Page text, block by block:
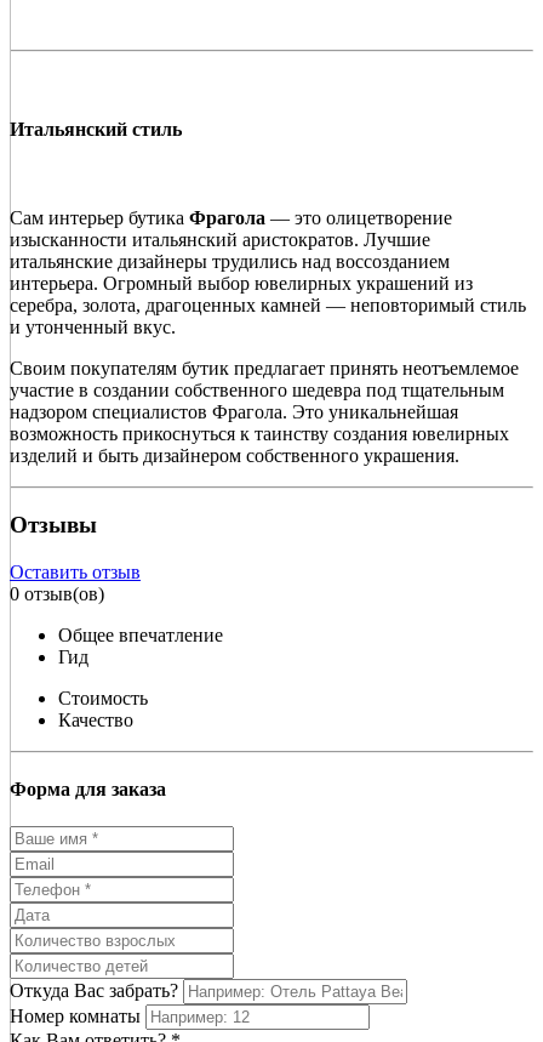
Итальянский стиль
Сам интерьер бутика Фрагола — это олицетворение
изысканности итальянский аристократов. Лучшие
итальянские дизайнеры трудились над воссозданием
интерьера. Огромный выбор ювелирных украшений из
серебра, золота, драгоценных камней — неповторимый стиль
и утонченный вкус.
Своим покупателям бутик предлагает принять неотъемлемое
участие в создании собственного шедевра под тщательным
надзором специалистов Фрагола. Это уникальнейшая
возможность прикоснуться к таинству создания ювелирных
изделий и быть дизайнером собственного украшения.
Отзывы
Оставить отзыв
0 отзыв(ов)
Общее впечатление
Гид
Стоимость
Качество
Форма для заказа
Откуда Вас забрать?
Номер комнаты